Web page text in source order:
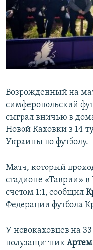
ПОБЕДИТЕЛЕЙ НЕ СУДЯТ?
КРЫМ.НЕПОКОРЕННЫЙ
ELIFBE
УКРАИНСКАЯ ПРОБЛЕМА
ПРИСОЕДИНЯЙТЕСЬ!
Возрожденный на
симферопольский
сыграл вничью в
Новой Каховки в 14
Украины по футболу.
Матч, который
стадионе «Таврии» в
счетом 1:1, сообщил
Федерации футбола
У новокаховцев на
полузащитник Артем